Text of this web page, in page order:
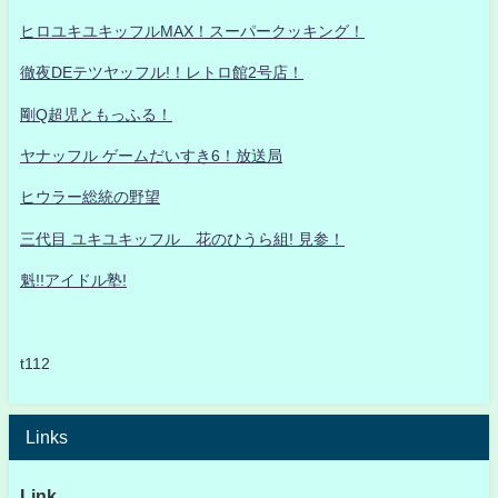
ヒロユキユキッフルMAX！スーパークッキング！
徹夜DEテツヤッフル!！レトロ館2号店！
剛Q超児ともっふる！
ヤナッフル ゲームだいすき6！放送局
ヒウラー総統の野望
三代目 ユキユキッフル 花のひうら組! 見参！
魁!!アイドル塾!
t112
Links